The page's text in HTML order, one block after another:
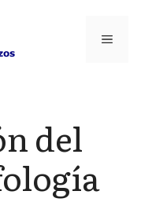
Menú
del